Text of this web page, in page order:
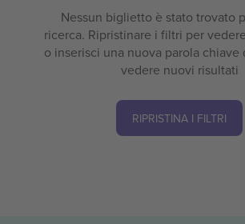
Nessun biglietto è stato trovato
ricerca. Ripristinare i filtri per
o inserisci una nuova parola chiave
vedere nuovi risultati
RIPRISTINA I FILTRI